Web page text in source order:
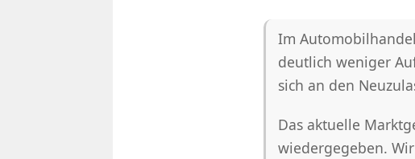
Im
deutlich weniger
sich an den
Das aktuelle
wiedergegeben.